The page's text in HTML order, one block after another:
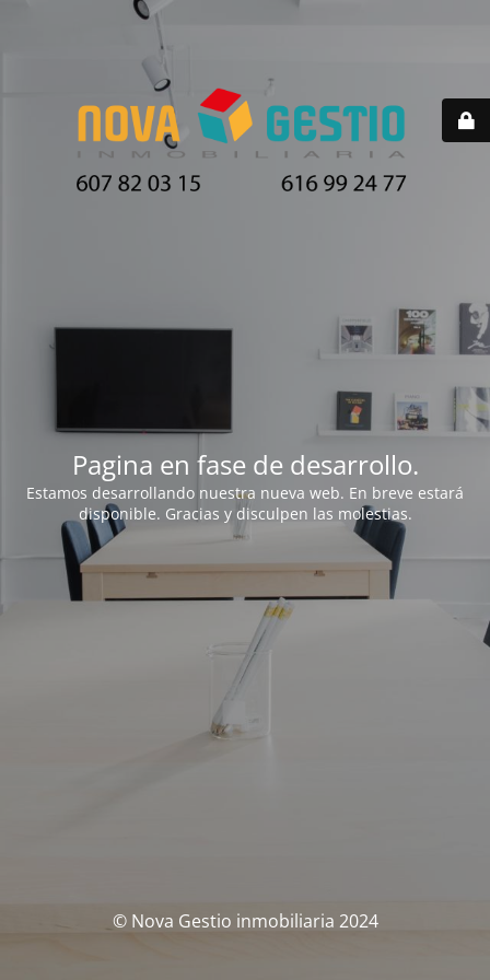
Pagina en fase de desarrollo.
Estamos desarrollando nuestra nueva web. En breve estará
disponible. Gracias y disculpen las molestias.
© Nova Gestio inmobiliaria 2024